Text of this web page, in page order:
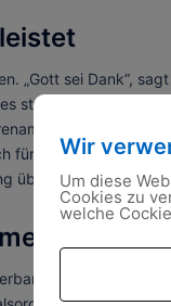
„Gott sei Dank“,
steigt, sind die
und unter
für Buchholz selbst
übernommen.
sei in den
Wir
Um diese
Cookies zu
welche